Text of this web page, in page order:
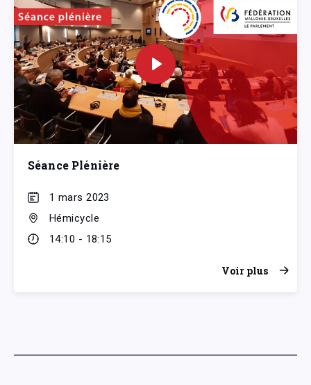
Séance Plénière
1 mars 2023
Hémicycle
14:10 - 18:15
Voir plus